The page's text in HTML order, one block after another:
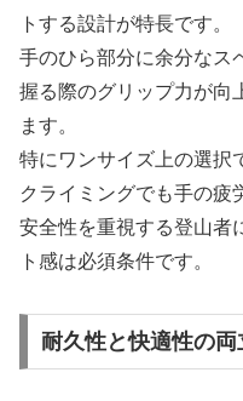
トする設計が特長です。
手のひら部分に余分なス
握る際のグリップ力が向
ます。
特にワンサイズ上の選択
クライミングでも手の疲
安全性を重視する登山者
ト感は必須条件です。
耐久性と快適性の